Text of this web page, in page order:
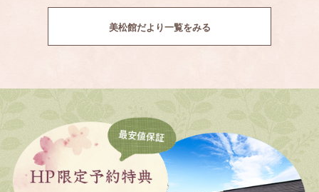
美松館だより一覧をみる